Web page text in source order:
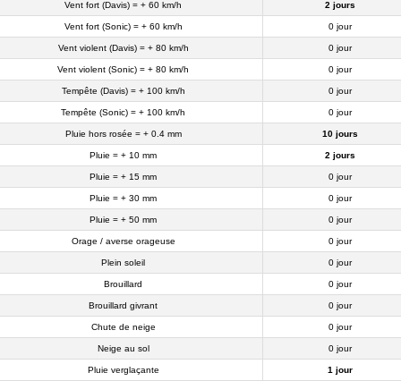
Vent fort (Davis) = + 60 km/h 2 jours
Vent fort (Sonic) = + 60 km/h 0 jour
Vent violent (Davis) = + 80 km/h 0 jour
Vent violent (Sonic) = + 80 km/h 0 jour
Tempête (Davis) = + 100 km/h 0 jour
Tempête (Sonic) = + 100 km/h 0 jour
Pluie hors rosée = + 0.4 mm 10 jours
Pluie = + 10 mm 2 jours
Pluie = + 15 mm 0 jour
Pluie = + 30 mm 0 jour
Pluie = + 50 mm 0 jour
Orage / averse orageuse 0 jour
Plein soleil 0 jour
Brouillard 0 jour
Brouillard givrant 0 jour
Chute de neige 0 jour
Neige au sol 0 jour
Pluie verglaçante 1 jour